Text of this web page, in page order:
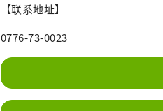
【联系地址】
0776-73-0023